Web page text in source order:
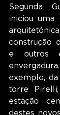
Segunda
iniciou uma
construção
e outros
exemplo,
torre
estação
destes